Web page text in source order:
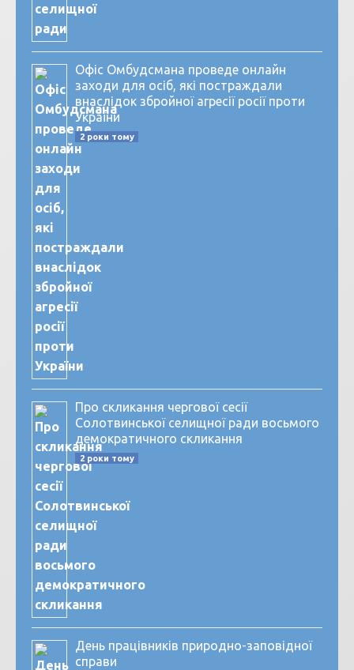
Офіс Омбудсмана проведе онлайн
заходи для осіб, які постраждали
внаслідок збройної агресії росії проти
України
2 роки тому
Про скликання чергової сесії
Солотвинської селищної ради восьмого
демократичного скликання
2 роки тому
День працівників природно-заповідної
справи